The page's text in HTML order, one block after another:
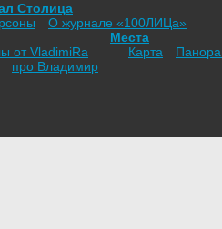
Столица
О журнале «100ЛИЦа»
от VladimiRа
Места
Карта
про Владимир